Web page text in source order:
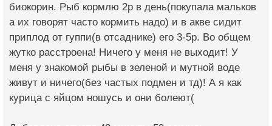
биокорин. Рыб кормлю 2р в день(покупала мальков
а их говорят часто кормить надо) и в акве сидит
приплод от гуппи(в отсаднике) его 3-5р. Во общем
жутко расстроена! Ничего у меня не выходит! У
меня у знакомой рыбы в зеленой и мутной воде
живут и ничего(без частых подмен и тд)! А я как
курица с яйцом ношусь и они болеют(